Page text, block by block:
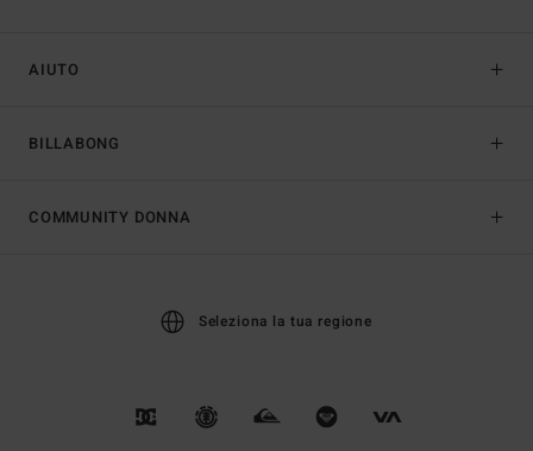
AIUTO
BILLABONG
COMMUNITY DONNA
Seleziona la tua regione